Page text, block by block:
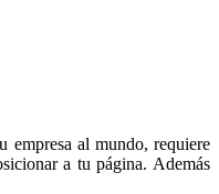
empresa al mundo, requiere
a tu página. Además